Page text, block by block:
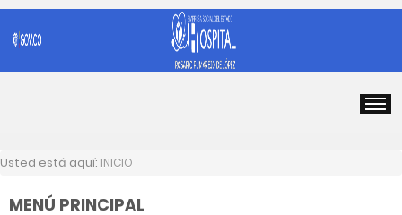
Usted está aquí: INICIO
MENÚ PRINCIPAL